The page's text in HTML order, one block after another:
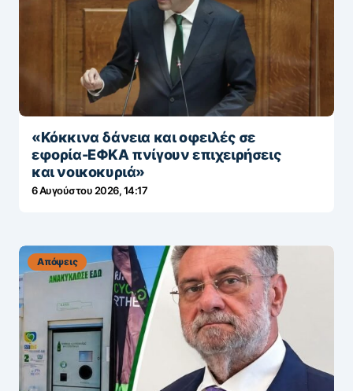
«Κόκκινα δάνεια και οφειλές σε
εφορία-ΕΦΚΑ πνίγουν επιχειρήσεις
και νοικοκυριά»
6 Αυγούστου 2026, 14:17
Απόψεις